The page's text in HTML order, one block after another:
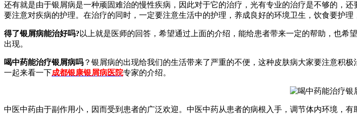
还有就是由于银屑病是一种顽固难治的慢性疾病，因此对于它的治疗，光有专业的治疗是不够的，
要注意对疾病的护理。在治疗的同时，一定要注意生活中的护理，养成良好的环境卫生，饮食要护理
得了银屑病能治好吗? 以上就是医师的回答，希望通过上面的介绍，能给患者带来一定的帮助，也
出现。
喝中药能治疗银屑病吗 ？银屑病的出现给我们的生活带来了严重的不便，这种皮肤病大家要注意积
一起来看一下成都银康银屑病医院专家的介绍。
中医中药由于副作用小，因而受到患者的广泛欢迎。中医中药从患者的病根入手，调节体内环境，